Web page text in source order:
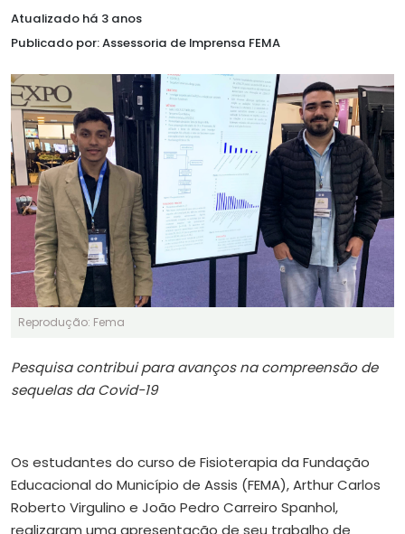
Atualizado há 3 anos
Publicado por: Assessoria de Imprensa FEMA
Reprodução: Fema
Pesquisa contribui para avanços na compreensão de
sequelas da Covid-19
Os estudantes do curso de Fisioterapia da Fundação
Educacional do Município de Assis (FEMA), Arthur Carlos
Roberto Virgulino e João Pedro Carreiro Spanhol,
realizaram uma apresentação de seu trabalho de